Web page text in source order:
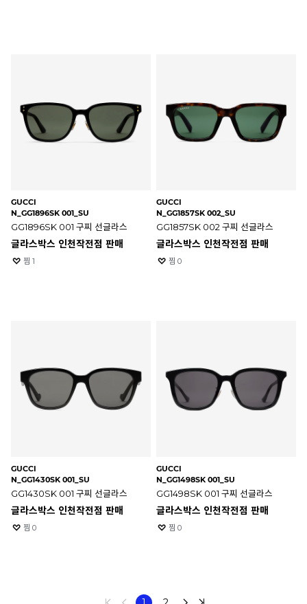
GUCCI
N_GG1896SK 001_SU
GG1896SK 001 구찌 선글라스
글라스박스 인천작전점 판매
찜 1
GUCCI
N_GG1857SK 002_SU
GG1857SK 002 구찌 선글라스
글라스박스 인천작전점 판매
찜 0
GUCCI
N_GG1430SK 001_SU
GG1430SK 001 구찌 선글라스
글라스박스 인천작전점 판매
찜 0
GUCCI
N_GG1498SK 001_SU
GG1498SK 001 구찌 선글라스
글라스박스 인천작전점 판매
찜 0